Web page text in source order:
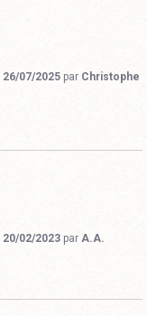
26/07/2025 par Christophe
20/02/2023 par A.A.